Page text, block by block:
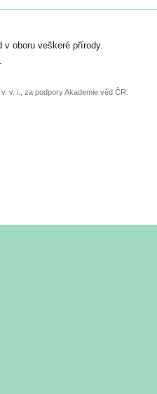
nebo
v oboru veškeré přírody.
v. i., za podpory Akademie věd ČR.